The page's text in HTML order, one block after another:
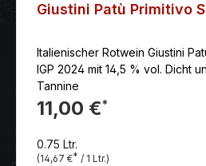
Giustini Patù Primitivo
Italienischer Rotwein Giustini
IGP 2024 mit 14,5 % vol. Dicht
Tannine
11,00 €*
0.75 Ltr.
(14,67 €* / 1 Ltr.)